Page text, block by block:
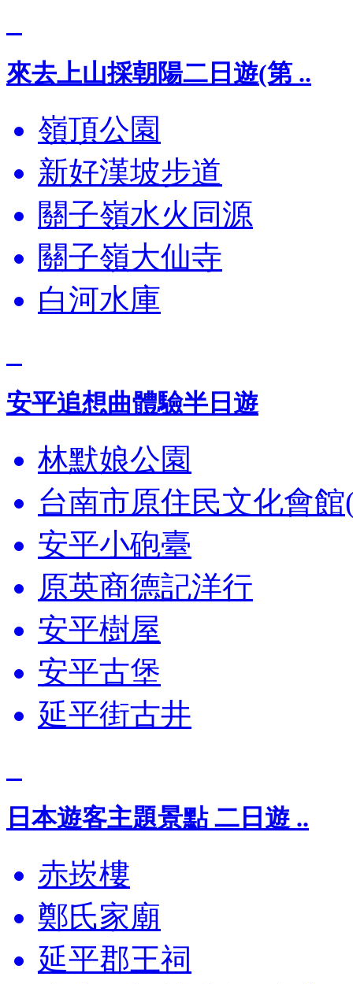
來去上山採朝陽二日遊(第 ..
嶺頂公園
新好漢坡步道
關子嶺水火同源
關子嶺大仙寺
白河水庫
安平追想曲體驗半日遊
林默娘公園
台南市原住民文化會
安平小砲臺
原英商德記洋行
安平樹屋
安平古堡
延平街古井
日本遊客主題景點 二日遊 ..
赤崁樓
鄭氏家廟
延平郡王祠